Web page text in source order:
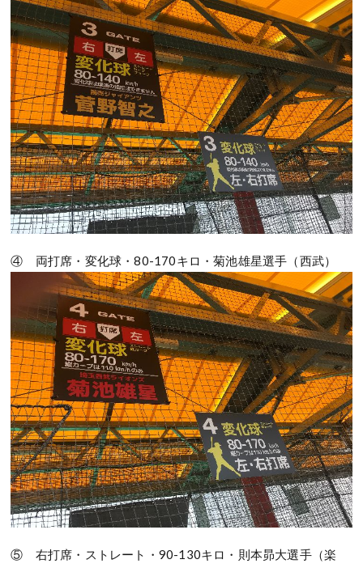
④ 両打席・変化球・80-170キロ・菊池雄星選手（西武）
⑤ 右打席・ストレート・90-130キロ・則本昴大選手（楽